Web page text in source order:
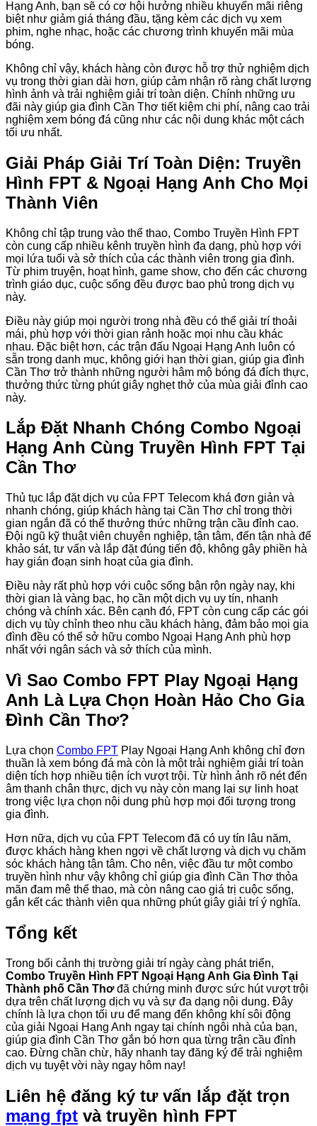
Hạng Anh, bạn sẽ có cơ hội hưởng nhiều khuyến mãi riêng
biệt như giảm giá tháng đầu, tặng kèm các dịch vụ xem
phim, nghe nhạc, hoặc các chương trình khuyến mãi mùa
bóng.
Không chỉ vậy, khách hàng còn được hỗ trợ thử nghiệm dịch
vụ trong thời gian dài hơn, giúp cảm nhận rõ ràng chất lượng
hình ảnh và trải nghiệm giải trí toàn diện. Chính những ưu
đãi này giúp gia đình Cần Thơ tiết kiệm chi phí, nâng cao trải
nghiệm xem bóng đá cũng như các nội dung khác một cách
tối ưu nhất.
Giải Pháp Giải Trí Toàn Diện: Truyền
Hình FPT & Ngoại Hạng Anh Cho Mọi
Thành Viên
Không chỉ tập trung vào thể thao, Combo Truyền Hình FPT
còn cung cấp nhiều kênh truyền hình đa dạng, phù hợp với
mọi lứa tuổi và sở thích của các thành viên trong gia đình.
Từ phim truyện, hoạt hình, game show, cho đến các chương
trình giáo dục, cuộc sống đều được bao phủ trong dịch vụ
này.
Điều này giúp mọi người trong nhà đều có thể giải trí thoải
mái, phù hợp với thời gian rảnh hoặc mọi nhu cầu khác
nhau. Đặc biệt hơn, các trận đấu Ngoại Hạng Anh luôn có
sẵn trong danh mục, không giới hạn thời gian, giúp gia đình
Cần Thơ trở thành những người hâm mộ bóng đá đích thực,
thưởng thức từng phút giây nghẹt thở của mùa giải đỉnh cao
này.
Lắp Đặt Nhanh Chóng Combo Ngoại
Hạng Anh Cùng Truyền Hình FPT Tại
Cần Thơ
Thủ tục lắp đặt dịch vụ của FPT Telecom khá đơn giản và
nhanh chóng, giúp khách hàng tại Cần Thơ chỉ trong thời
gian ngắn đã có thể thưởng thức những trận cầu đỉnh cao.
Đội ngũ kỹ thuật viên chuyên nghiệp, tận tâm, đến tận nhà để
khảo sát, tư vấn và lắp đặt đúng tiến độ, không gây phiền hà
hay gián đoạn sinh hoạt của gia đình.
Điều này rất phù hợp với cuộc sống bận rộn ngày nay, khi
thời gian là vàng bạc, họ cần một dịch vụ uy tín, nhanh
chóng và chính xác. Bên cạnh đó, FPT còn cung cấp các gói
dịch vụ tùy chỉnh theo nhu cầu khách hàng, đảm bảo mọi gia
đình đều có thể sở hữu combo Ngoại Hạng Anh phù hợp
nhất với ngân sách và sở thích của mình.
Vì Sao Combo FPT Play Ngoại Hạng
Anh Là Lựa Chọn Hoàn Hảo Cho Gia
Đình Cần Thơ?
Lựa chọn Combo FPT Play Ngoại Hạng Anh không chỉ đơn
thuần là xem bóng đá mà còn là một trải nghiệm giải trí toàn
diện tích hợp nhiều tiện ích vượt trội. Từ hình ảnh rõ nét đến
âm thanh chân thực, dịch vụ này còn mang lại sự linh hoạt
trong việc lựa chọn nội dung phù hợp mọi đối tượng trong
gia đình.
Hơn nữa, dịch vụ của FPT Telecom đã có uy tín lâu năm,
được khách hàng khen ngợi về chất lượng và dịch vụ chăm
sóc khách hàng tận tâm. Cho nên, việc đầu tư một combo
truyền hình như vậy không chỉ giúp gia đình Cần Thơ thỏa
mãn đam mê thể thao, mà còn nâng cao giá trị cuộc sống,
gắn kết các thành viên qua những phút giây giải trí ý nghĩa.
Tổng kết
Trong bối cảnh thị trường giải trí ngày càng phát triển,
Combo Truyền Hình FPT Ngoại Hạng Anh Gia Đình Tại
Thành phố Cần Thơđã chứng minh được sức hút vượt trội
dựa trên chất lượng dịch vụ và sự đa dạng nội dung. Đây
chính là lựa chọn tối ưu để mang đến không khí sôi động
của giải Ngoại Hạng Anh ngay tại chính ngôi nhà của bạn,
giúp gia đình Cần Thơ gắn bó hơn qua từng trận cầu đỉnh
cao. Đừng chần chừ, hãy nhanh tay đăng ký để trải nghiệm
dịch vụ tuyệt vời này ngay hôm nay!
Liên hệ đăng ký tư vấn lắp đặt trọn
mạng fpt và truyền hình FPT